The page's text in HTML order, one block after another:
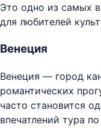
Это одно из самых
для любителей
Венеция
Венеция — город
романтических
часто становится
впечатлений тура